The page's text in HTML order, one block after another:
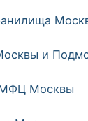
и
Москвы